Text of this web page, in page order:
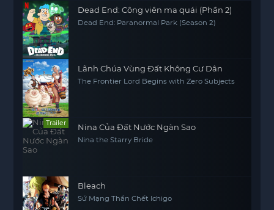
Dead End: Công viên ma quái (Phần 2)
Dead End: Paranormal Park (Season 2)
Lãnh Chúa Vùng Đất Không Cư Dân
The Frontier Lord Begins with Zero Subjects
Trailer Nina Của Đất Nước Ngàn Sao
Nina the Starry Bride
Bleach
Sứ Mạng Thần Chết Ichigo